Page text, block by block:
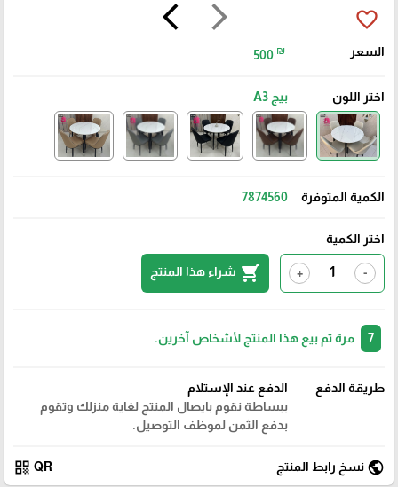
arrow_forward_ios
arrow_back_ios favorite_border
السعر 500 ₪
اختر اللون بيج A3
الكمية المتوفرة 7874560
اختر الكمية
-
+
shopping_cart شراء هذا المنتج
مرة تم بيع هذا المنتج لأشخاص آخرين.
طريقة الدفع
الدفع عند الإستلام
ببساطة نقوم بايصال المنتج لغاية منزلك وتقوم
بدفع الثمن لموظف التوصيل.
public نسخ رابط المنتج QR
qr_code